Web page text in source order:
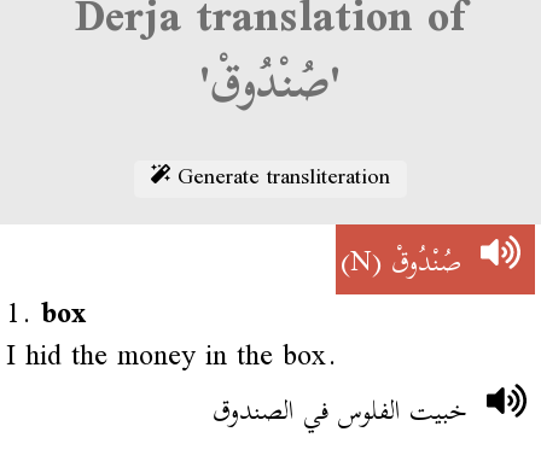
Derja translation of
'صُنْدُوقْ'
Generate transliteration
صُنْدُوقْ(N)
1.box
I hid the money in the box.
خبيت الفلوس في الصندوق